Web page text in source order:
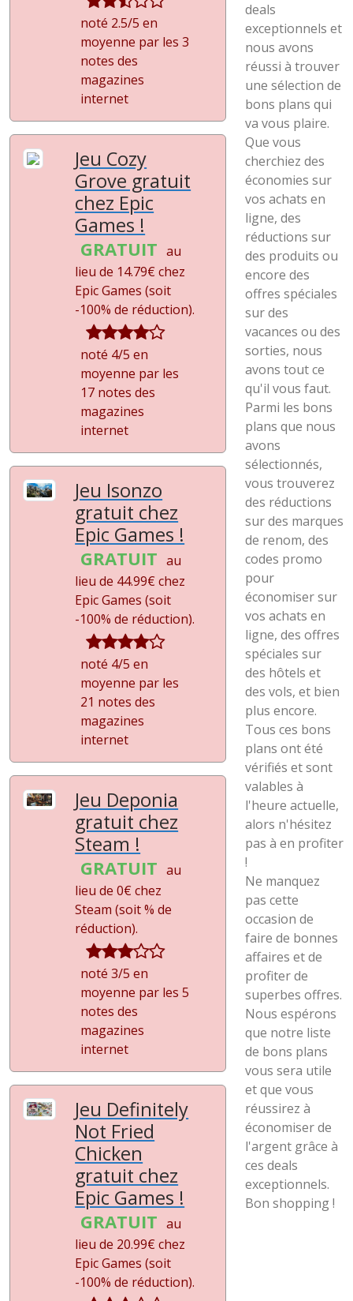
noté 2.5/5 en
moyenne par les 3
notes des
magazines
internet
Jeu Cozy
Grove gratuit
chez Epic
Games !
GRATUIT au
lieu de 14.79€ chez
Epic Games (soit
-100% de réduction).
noté 4/5 en
moyenne par les
17 notes des
magazines
internet
Jeu Isonzo
gratuit chez
Epic Games !
GRATUIT au
lieu de 44.99€ chez
Epic Games (soit
-100% de réduction).
noté 4/5 en
moyenne par les
21 notes des
magazines
internet
Jeu Deponia
gratuit chez
Steam !
GRATUIT au
lieu de 0€ chez
Steam (soit% de
réduction).
noté 3/5 en
moyenne par les 5
notes des
magazines
internet
Jeu Definitely
Not Fried
Chicken
gratuit chez
Epic Games !
GRATUIT au
lieu de 20.99€ chez
Epic Games (soit
-100% de réduction).
deals
exceptionnels et
nous avons
réussi à trouver
une sélection de
bons plans qui
va vous plaire.
Que vous
cherchiez des
économies sur
vos achats en
ligne, des
réductions sur
des produits ou
encore des
offres spéciales
sur des
vacances ou des
sorties, nous
avons tout ce
qu'il vous faut.
Parmi les bons
plans que nous
avons
sélectionnés,
vous trouverez
des réductions
sur des marques
de renom, des
codes promo
pour
économiser sur
vos achats en
ligne, des offres
spéciales sur
des hôtels et
des vols, et bien
plus encore.
Tous ces bons
plans ont été
vérifiés et sont
valables à
l'heure actuelle,
alors n'hésitez
pas à en profiter
!
Ne manquez
pas cette
occasion de
faire de bonnes
affaires et de
profiter de
superbes offres.
Nous espérons
que notre liste
de bons plans
vous sera utile
et que vous
réussirez à
économiser de
l'argent grâce à
ces deals
exceptionnels.
Bon shopping !